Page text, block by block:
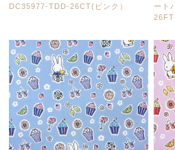
DC35977-TDD-26CT(ピンク）
ート